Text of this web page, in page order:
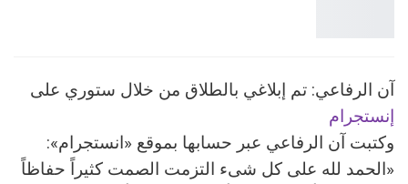
آن الرفاعي: تم إبلاغي بالطلاق من خلال ستوري على
إنستجرام
وكتبت آن الرفاعي عبر حسابها بموقع «انستجرام»:
«الحمد لله على كل شىء التزمت الصمت كثيراً حفاظاً